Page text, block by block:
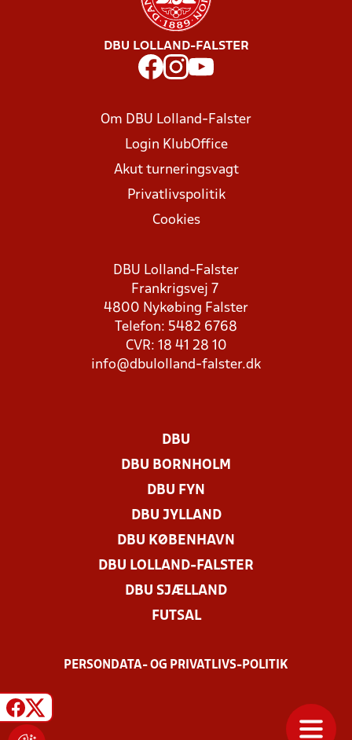
DBU LOLLAND-FALSTER
Om DBU Lolland-Falster
Login KlubOffice
Akut turneringsvagt
Privatlivspolitik
Cookies
DBU Lolland-Falster
Frankrigsvej 7
4800 Nykøbing Falster
Telefon: 5482 6768
CVR: 18 41 28 10
info@dbulolland-falster.dk
DBU
DBU BORNHOLM
DBU FYN
DBU JYLLAND
DBU KØBENHAVN
DBU LOLLAND-FALSTER
DBU SJÆLLAND
FUTSAL
PERSONDATA- OG PRIVATLIVS-POLITIK